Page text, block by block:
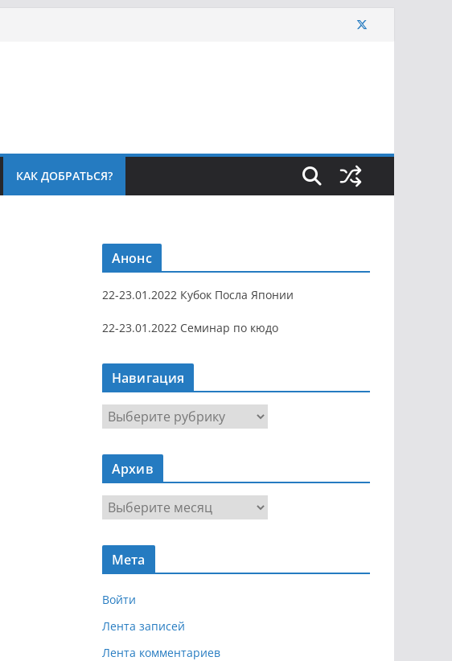
КАК ДОБРАТЬСЯ?
Анонс
22-23.01.2022 Кубок Посла Японии
22-23.01.2022 Семинар по кюдо
Навигация
Н
а
в
г
я
Архив
р
х
Мета
Войти
Лента записей
Лента комментариев